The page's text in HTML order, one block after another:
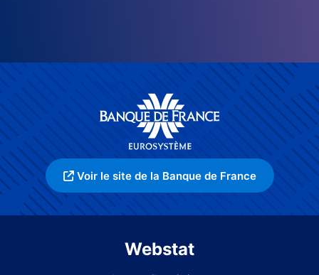
Voir le site de la Banque de France
Webstat